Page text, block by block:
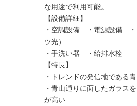
な用途で利用可能。
【設備詳細】
・空調設備 ・電源設備 ・
ツ光）
・手洗い器 ・給排水栓
【特長】
・トレンドの発信地である
・青山通りに面したガラス
が高い